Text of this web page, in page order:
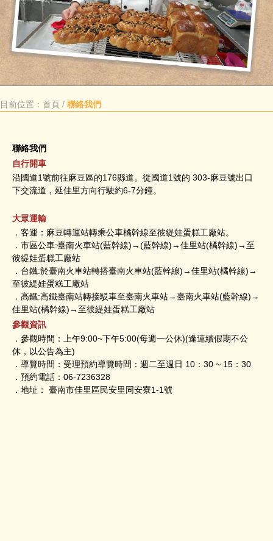
目前位置： 首頁 / 聯絡我們
聯絡我們
自行開車
沿國道1號前往麻豆區的176縣道。從國道1號的 303-麻豆號出口
下交流道，延佳里方向行駛約6-7分鐘。
大眾運輸
．客運：麻豆轉運站轉乘公車橘幹線至彼緹娃蛋糕工廠站。
．市區公車:臺南火車站(藍幹線)→(藍幹線)→佳里站(橘幹線)→至
彼緹娃蛋糕工廠站
．台鐵:於臺南火車站轉搭臺南火車站(藍幹線)→佳里站(橘幹線)→
至彼緹娃蛋糕工廠站
．高鐵:高鐵臺南站轉接駁車至臺南火車站→臺南火車站(藍幹線)→
佳里站(橘幹線)→至彼緹娃蛋糕工廠站
參觀資訊
．參觀時間：上午9:00~下午5:00(每週一公休)(逢連續假期不公
休，以公告為主)
．導覽時間：受理預約導覽時間：週二至週日 10：30 ~ 15：30
．預約電話：06-7236328
．地址： 臺南市佳里區民安里同安寮1-1號